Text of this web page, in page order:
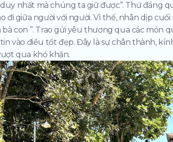
nhất mà chúng ta giữ được”. Thứ đáng
đi giữa người với người. Vì thế, nhân dịp
con ”. Trao gửi yêu thương qua các món
vào điều tốt đẹp. Đây là sự chân thành,
con vượt